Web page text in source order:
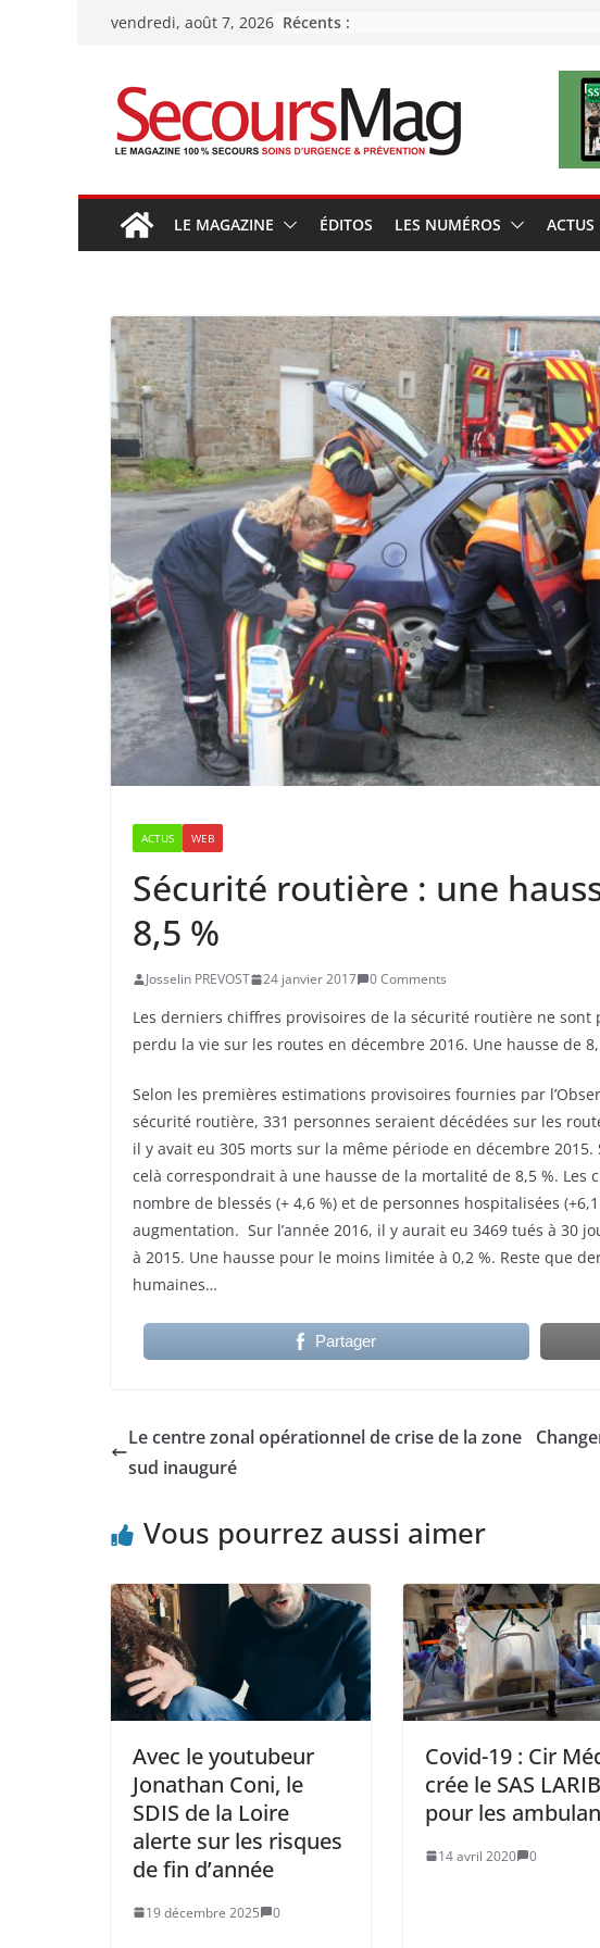
Passervendredi, août 7, 2026 Récents :
LE MAGAZINE ÉDITOS LES NUMÉROS ACTUS
ACTUS WEB
Sécurité routière : une
8,5 %
Josselin PREVOST 24 janvier 2017 0 Comments
Les derniers chiffres provisoires de la sécurité routière ne
perdu la vie sur les routes en décembre 2016. Une hausse de
Selon les premières estimations provisoires fournies par
sécurité routière, 331 personnes seraient décédées sur les
il y avait eu 305 morts sur la même période en décembre
celà correspondrait à une hausse de la mortalité de 8,5 %. Les
nombre de blessés (+ 4,6 %) et de personnes hospitalisées
augmentation. Sur l’année 2016, il y aurait eu 3469 tués à 30
à 2015. Une hausse pour le moins limitée à 0,2 %. Reste que
humaines…
Partager
Le centre zonal opérationnel de crise de la zone
sud inauguré
Vous pourrez aussi aimer
Avec le youtubeur
Jonathan Coni, le
SDIS de la Loire
alerte sur les risques
de fin d’année
19 décembre 2025 0
Covid-19 : Cir
crée le SAS LARIB
pour les
14 avril 2020 0